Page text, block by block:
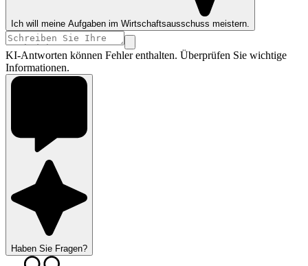
Ich will meine Aufgaben im Wirtschaftsausschuss meistern.
KI-Antworten können Fehler enthalten. Überprüfen Sie wichtige
Informationen.
Haben Sie Fragen?